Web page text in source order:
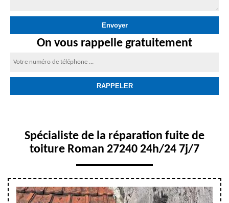
On vous rappelle gratuitement
Spécialiste de la réparation fuite de
toiture Roman 27240 24h/24 7j/7